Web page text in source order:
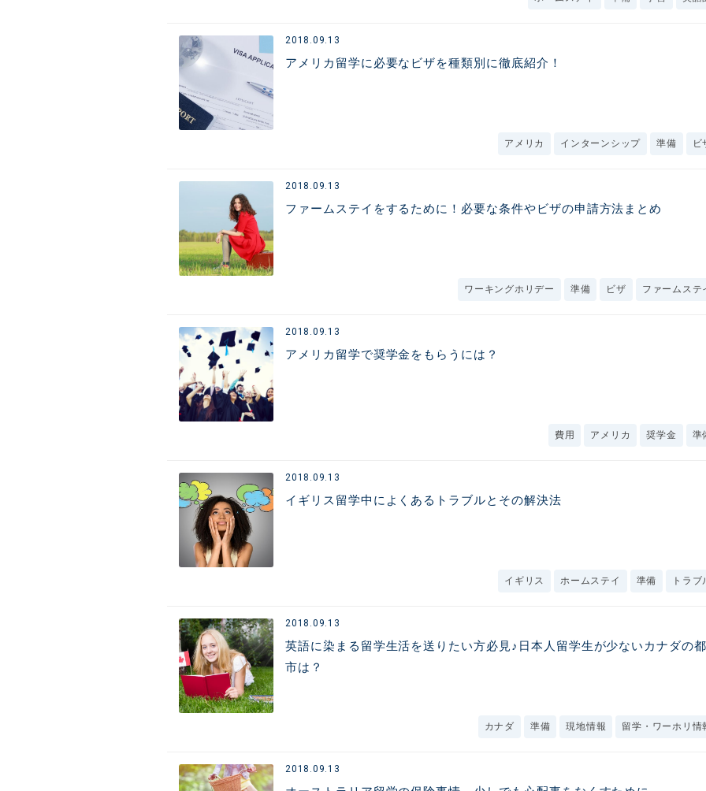
2018.09.13
アメリカ留学に必要なビザを種類別に徹底紹介！
アメリカ インターンシップ 準備 ビ
2018.09.13
ファームステイをするために！必要な条件やビザの申請方法まとめ
ワーキングホリデー 準備 ビザ ファームステ
2018.09.13
アメリカ留学で奨学金をもらうには？
費用 アメリカ 奨学金 準
2018.09.13
イギリス留学中によくあるトラブルとその解決法
イギリス ホームステイ 準備 トラブ
2018.09.13
英語に染まる留学生活を送りたい方必見♪日本人留学生が少ないカナダの都
市は？
カナダ 準備 現地情報 留学・ワーホリ情
2018.09.13